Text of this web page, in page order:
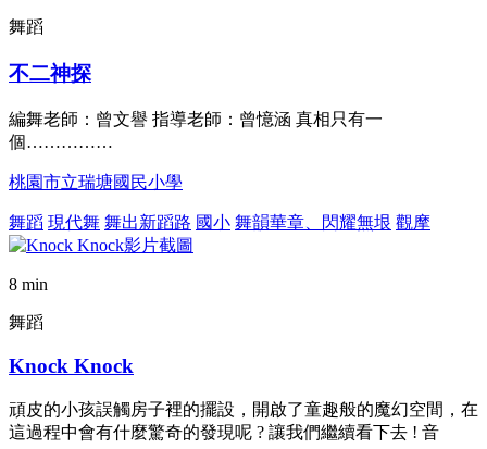
舞蹈
不二神探
編舞老師：曾文譽 指導老師：曾憶涵 真相只有一
個……………
桃園市立瑞塘國民小學
舞蹈 現代舞 舞出新蹈路 國小 舞韻華章、閃耀無垠 觀摩
8 min
舞蹈
Knock Knock
頑皮的小孩誤觸房子裡的擺設，開啟了童趣般的魔幻空間，在
這過程中會有什麼驚奇的發現呢 ? 讓我們繼續看下去 ! 音